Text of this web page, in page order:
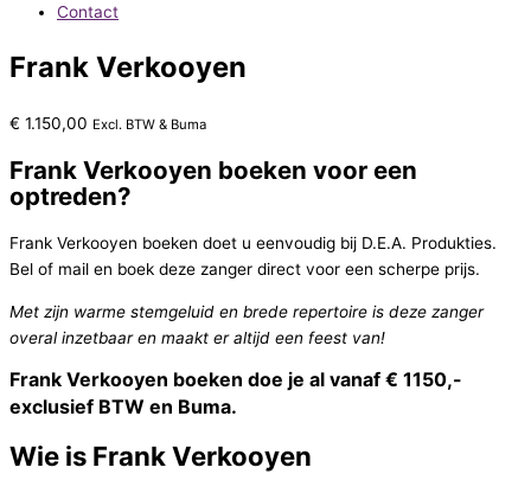
Contact
Frank Verkooyen
€ 1.150,00 Excl. BTW & Buma
Frank Verkooyen boeken voor een
optreden?
Frank Verkooyen boeken doet u eenvoudig bij D.E.A. Produkties.
Bel of mail en boek deze zanger direct voor een scherpe prijs.
Met zijn warme stemgeluid en brede repertoire is deze zanger
overal inzetbaar en maakt er altijd een feest van!
Frank Verkooyen boeken doe je al vanaf € 1150,-
exclusief BTW en Buma.
Wie is Frank Verkooyen